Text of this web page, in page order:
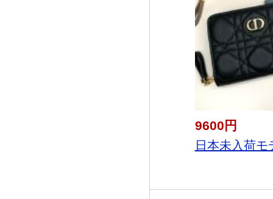
9600円
日本未入荷